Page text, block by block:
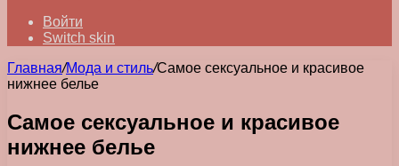
Войти
Switch skin
Главная/Мода и стиль/Самое сексуальное и красивое
нижнее белье
Самое сексуальное и красивое
нижнее белье